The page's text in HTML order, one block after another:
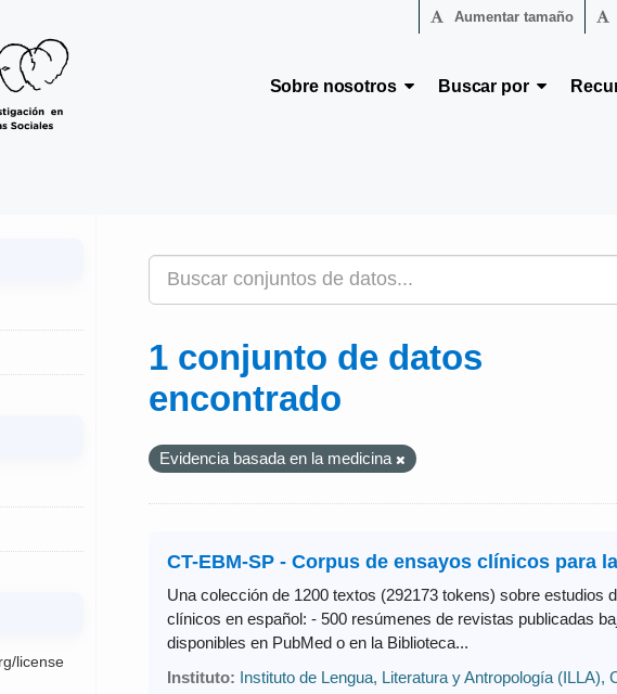
Aumentar tamaño
Sobre nosotros Buscar por
license
1 conjunto de datos
encontrado
Evidencia basada en la medicina
CT-EBM-SP - Corpus de ensayos clínicos para
Una colección de 1200 textos (292173 tokens) sobre estudios
clínicos en español: - 500 resúmenes de revistas publicadas
disponibles en PubMed o en la Biblioteca...
Instituto: Instituto de Lengua, Literatura y Antropología (ILLA),